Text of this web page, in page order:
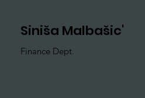
Siniša Malbašic'
Finance Dept.